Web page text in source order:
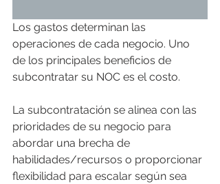
Los gastos determinan las
operaciones de cada negocio. Uno
de los principales beneficios de
subcontratar su NOC es el costo.
La subcontratación se alinea con las
prioridades de su negocio para
abordar una brecha de
habilidades/recursos o proporcionar
flexibilidad para escalar según sea